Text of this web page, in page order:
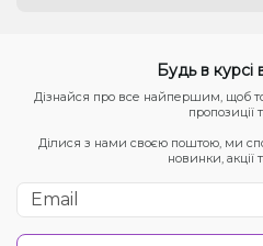
Будь в курсі
Дізнайся про все найпершим, щоб
пропозиції
Ділися з нами своєю поштою, ми
новинки, акції